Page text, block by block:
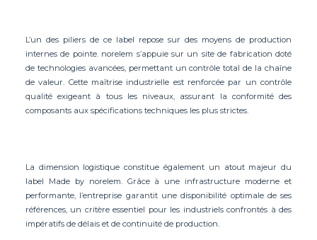
L’un des piliers de ce label repose sur des moyens de production
internes de pointe. norelem s’appuie sur un site de fabrication doté
de technologies avancées, permettant un contrôle total de la chaîne
de valeur. Cette maîtrise industrielle est renforcée par un contrôle
qualité exigeant à tous les niveaux, assurant la conformité des
composants aux spécifications techniques les plus strictes.
La dimension logistique constitue également un atout majeur du
label Made by norelem. Grâce à une infrastructure moderne et
performante, l’entreprise garantit une disponibilité optimale de ses
références, un critère essentiel pour les industriels confrontés à des
impératifs de délais et de continuité de production.